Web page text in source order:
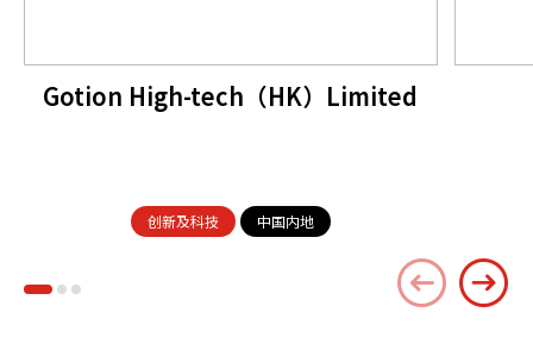
Gotion High-tech（HK）Limited
创新及科技 中国内地